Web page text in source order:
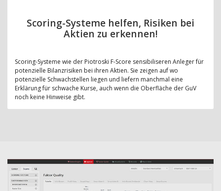
Scoring-Systeme helfen, Risiken bei
Aktien zu erkennen!
Scoring-Systeme wie der Piotroski F-Score sensibiliseren Anleger für
potenzielle Bilanzrisiken bei ihren Aktien. Sie zeigen auf wo
potenzielle Schwachstellen liegen und liefern manchmal eine
Erklärung für schwache Kurse, auch wenn die Oberfläche der GuV
noch keine Hinweise gibt.